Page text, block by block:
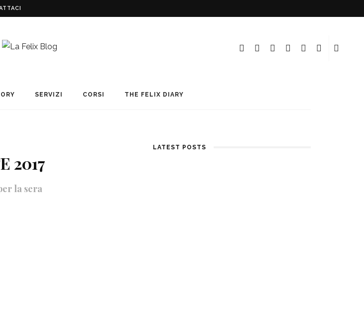
SERVIZI CORSI THE FELIX DIARY
2017
la sera
LATEST POSTS